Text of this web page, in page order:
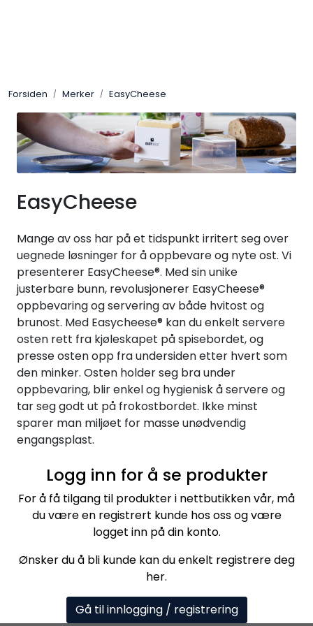
Forsiden Merker EasyCheese
EasyCheese
Mange av oss har på et tidspunkt irritert seg over
uegnede løsninger for å oppbevare og nyte ost. Vi
presenterer EasyCheese®. Med sin unike
justerbare bunn, revolusjonerer EasyCheese®
oppbevaring og servering av både hvitost og
brunost. Med Easycheese® kan du enkelt servere
osten rett fra kjøleskapet på spisebordet, og
presse osten opp fra undersiden etter hvert som
den minker. Osten holder seg bra under
oppbevaring, blir enkel og hygienisk å servere og
tar seg godt ut på frokostbordet. Ikke minst
sparer man miljøet for masse unødvendig
engangsplast.
Logg inn for å se produkter
For å få tilgang til produkter i nettbutikken vår, må
du være en registrert kunde hos oss og være
logget inn på din konto.
Ønsker du å bli kunde kan du enkelt registrere deg
her.
Gå til innlogging / registrering
Aktuelt
Om oss
Katalog
Bærekraft
Jobb hos oss